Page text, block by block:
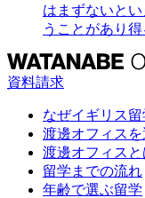
はまずないと
うことがあり得
資料請求
なぜイギリス留
渡邊オフィス
渡邊オフィスと
留学までの流れ
年齢で選ぶ留学